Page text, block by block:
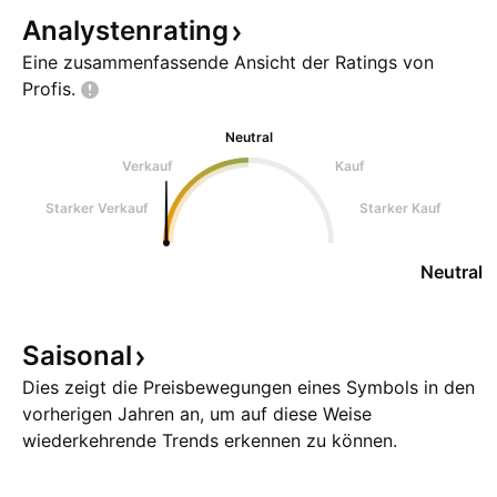
Analystenrating
Eine zusammenfassende Ansicht der Ratings von
Profis.
Neutral
Verkauf
Kauf
Starker Verkauf Starker Kauf
Neutral
Saisonal
Dies zeigt die Preisbewegungen eines Symbols in den
vorherigen Jahren an, um auf diese Weise
wiederkehrende Trends erkennen zu können.